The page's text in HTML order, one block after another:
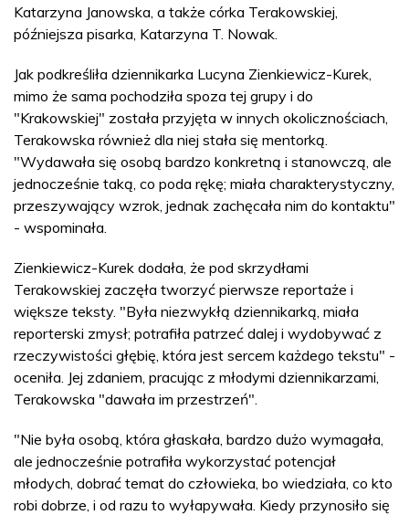
Katarzyna Janowska, a także córka Terakowskiej,
późniejsza pisarka, Katarzyna T. Nowak.
Jak podkreśliła dziennikarka Lucyna Zienkiewicz-Kurek,
mimo że sama pochodziła spoza tej grupy i do
"Krakowskiej" została przyjęta w innych okolicznościach,
Terakowska również dla niej stała się mentorką.
"Wydawała się osobą bardzo konkretną i stanowczą, ale
jednocześnie taką, co poda rękę; miała charakterystyczny,
przeszywający wzrok, jednak zachęcała nim do kontaktu"
- wspominała.
Zienkiewicz-Kurek dodała, że pod skrzydłami
Terakowskiej zaczęła tworzyć pierwsze reportaże i
większe teksty. "Była niezwykłą dziennikarką, miała
reporterski zmysł; potrafiła patrzeć dalej i wydobywać z
rzeczywistości głębię, która jest sercem każdego tekstu" -
oceniła. Jej zdaniem, pracując z młodymi dziennikarzami,
Terakowska "dawała im przestrzeń".
"Nie była osobą, która głaskała, bardzo dużo wymagała,
ale jednocześnie potrafiła wykorzystać potencjał
młodych, dobrać temat do człowieka, bo wiedziała, co kto
robi dobrze, i od razu to wyłapywała. Kiedy przynosiło się